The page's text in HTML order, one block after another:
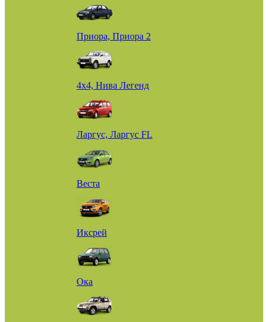
Приора, Приора 2
4х4, Нива Легенд
Ларгус, Ларгус FL
Веста
Иксрей
Ока